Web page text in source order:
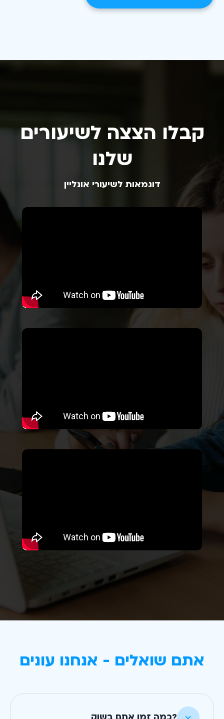
קבלו הצצה לשיעורים
שלנו
דוגמאות לשיעורי אונליין
אתם שואלים - אנחנו עונים
